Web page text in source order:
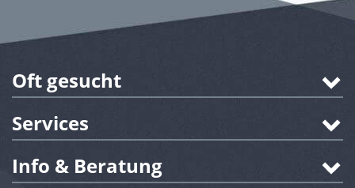
Oft gesucht
Services
Info & Beratung